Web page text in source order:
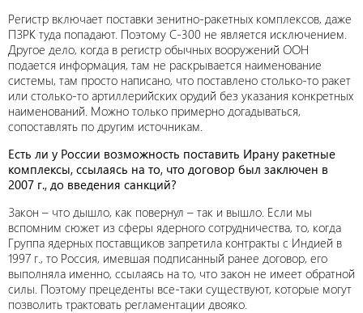
Регистр включает поставки зенитно-ракетных комплексов, даже
ПЗРК туда попадают. Поэтому С-300 не является исключением.
Другое дело, когда в регистр обычных вооружений ООН
подается информация, там не раскрывается наименование
системы, там просто написано, что поставлено столько-то ракет
или столько-то артиллерийских орудий без указания конкретных
наименований. Можно только примерно догадываться,
сопоставлять по другим источникам.
Есть ли у России возможность поставить Ирану ракетные
комплексы, ссылаясь на то, что договор был заключен в
2007 г., до введения санкций?
Закон – что дышло, как повернул – так и вышло. Если мы
вспомним сюжет из сферы ядерного сотрудничества, то, когда
Группа ядерных поставщиков запретила контракты с Индией в
1997 г., то Россия, имевшая подписанный ранее договор, его
выполняла именно, ссылаясь на то, что закон не имеет обратной
силы. Поэтому прецеденты все-таки существуют, которые могут
позволить трактовать регламентации двояко.